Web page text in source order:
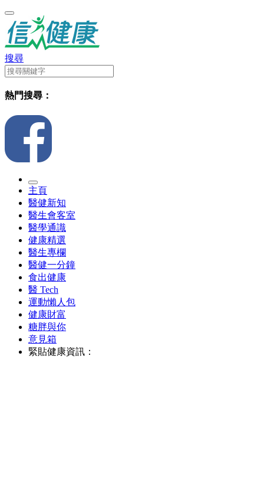
搜尋
熱門搜尋：
主頁
醫健新知
醫生會客室
醫學通識
健康精選
醫生專欄
醫健一分鐘
食出健康
醫 Tech
運動懶人包
健康財富
糖胖與你
意見箱
緊貼健康資訊：